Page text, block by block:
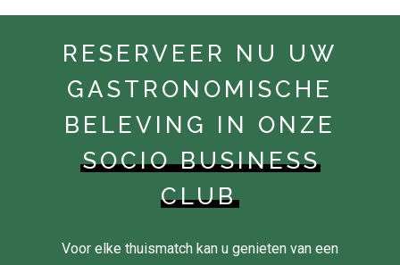
RESERVEER NU UW
GASTRONOMISCHE
BELEVING IN ONZE
SOCIO BUSINESS
CLUB
Voor elke thuismatch kan u genieten van een